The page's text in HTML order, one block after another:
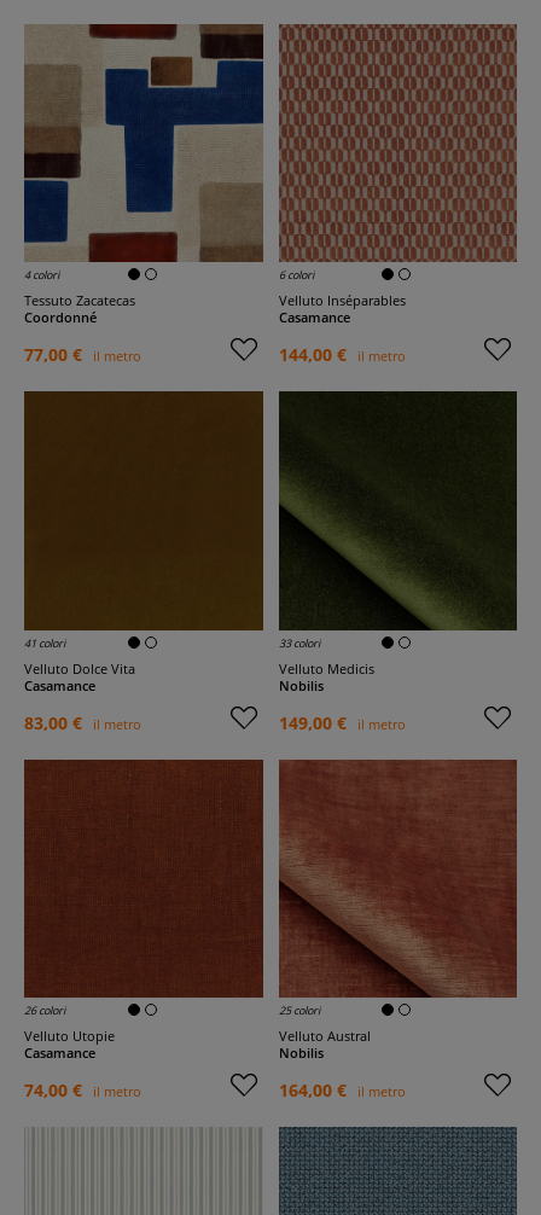
4 colori
Tessuto Zacatecas
Coordonné
77,00 € il metro
6 colori
Velluto Inséparables
Casamance
144,00 € il metro
41 colori
Velluto Dolce Vita
Casamance
83,00 € il metro
33 colori
Velluto Medicis
Nobilis
149,00 € il metro
26 colori
Velluto Utopie
Casamance
74,00 € il metro
25 colori
Velluto Austral
Nobilis
164,00 € il metro